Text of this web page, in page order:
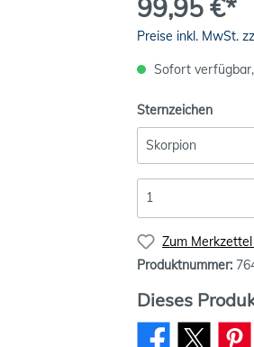
99,95 €*
Preise inkl. MwSt.
Sofort
Sternzeichen
Zum
Produktnummer:
Dieses